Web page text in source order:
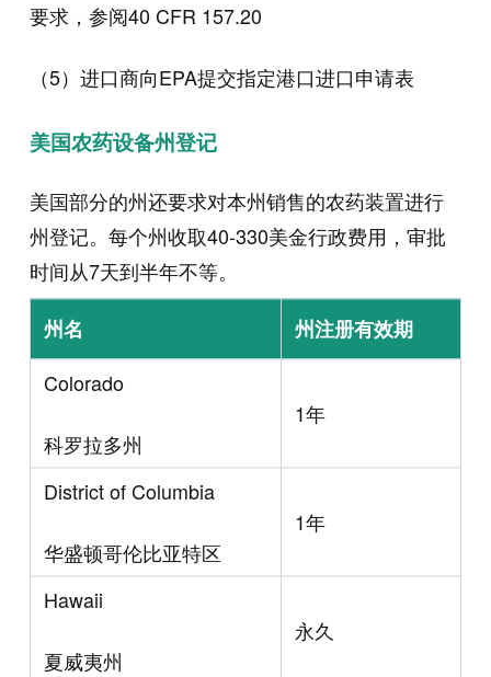
要求，参阅40 CFR 157.20
（5）进口商向EPA提交指定港口进口申请表
美国农药设备州登记
美国部分的州还要求对本州销售的农药装置进行
州登记。每个州收取40-330美金行政费用，审批
时间从7天到半年不等。
州名
州注册有效期
Colorado
科罗拉多州
1年
District of Columbia
华盛顿哥伦比亚特区
1年
Hawaii
夏威夷州
永久